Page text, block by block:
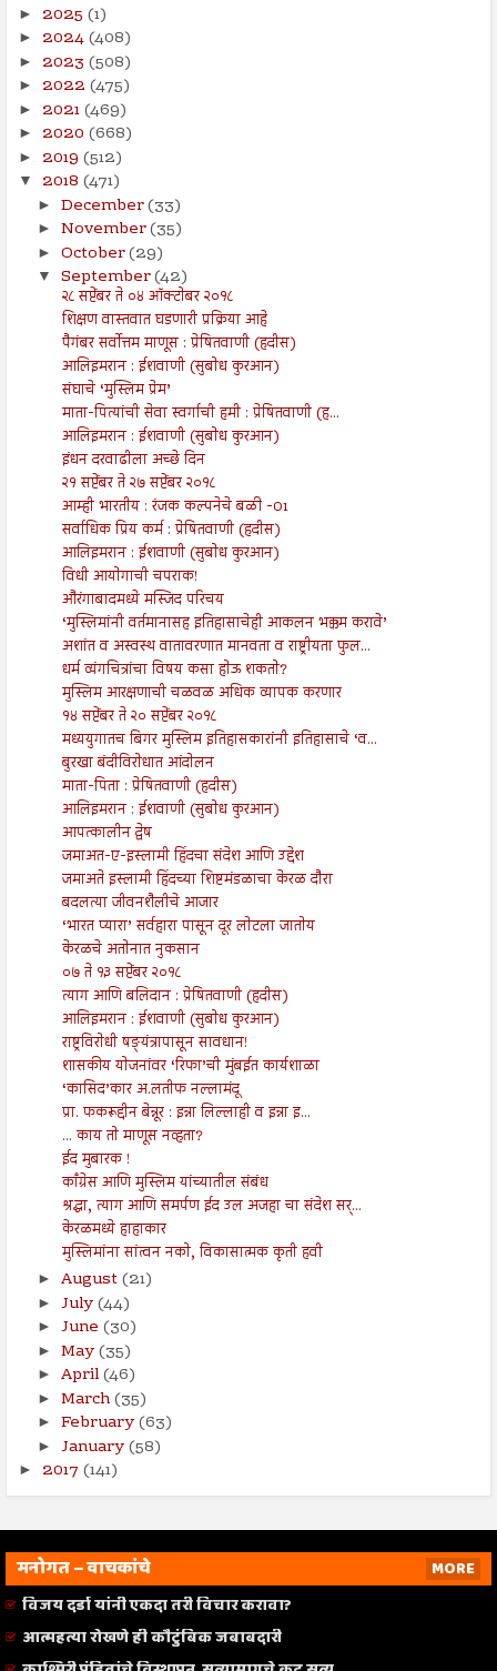
► 2025 (1)
► 2024(408)
► 2023 (508)
► 2022 (475)
► 2021(469)
► 2020 (668)
► 2019 (512)
▼ 2018 (471)
► December(33)
► November(35)
► October(29)
▼ September(42)
२८ सप्टेंबर ते ०४ ऑक्टोबर २०१८
शिक्षण वास्तवात घडणारी प्रक्रिया आहे
पैगंबर सर्वोत्तम माणूस : प्रेषितवाणी (हदीस)
आलिइमरान : ईशवाणी (सुबोध कुरआन)
संघाचे ‘मुस्लिम प्रेम’
माता-पित्यांची सेवा स्वर्गाची हमी : प्रेषितवाणी (ह...
आलिइमरान : ईशवाणी (सुबोध कुरआन)
इंधन दरवाढीला अच्छे दिन
२१ सप्टेंबर ते २७ सप्टेंबर २०१८
आम्ही भारतीय : रंजक कल्पनेचे बळी -01
सर्वाधिक प्रिय कर्म : प्रेषितवाणी (हदीस)
आलिइमरान : ईशवाणी (सुबोध कुरआन)
विधी आयोगाची चपराक!
औरंगाबादमध्ये मस्जिद परिचय
‘मुस्लिमांनी वर्तमानासह इतिहासाचेही आकलन भक्कम करावे’
अशांत व अस्वस्थ वातावरणात मानवता व राष्ट्रीयता फुल...
धर्म व्यंगचित्रांचा विषय कसा होऊ शकतो?
मुस्लिम आरक्षणाची चळवळ अधिक व्यापक करणार
१४ सप्टेंबर ते २० सप्टेंबर २०१८
मध्ययुगातच बिगर मुस्लिम इतिहासकारांनी इतिहासाचे ‘व...
बुरखा बंदीविरोधात आंदोलन
माता-पिता : प्रेषितवाणी (हदीस)
आलिइमरान : ईशवाणी (सुबोध कुरआन)
आपत्कालीन द्वेष
जमाअत-ए-इस्लामी हिंदचा संदेश आणि उद्देश
जमाअते इस्लामी हिंदच्या शिष्टमंडळाचा केरळ दौरा
बदलत्या जीवनशैलीचे आजार
‘भारत प्यारा’ सर्वहारा पासून दूर लोटला जातोय
केरळचे अतोनात नुकसान
०७ ते १३ सप्टेंबर २०१८
त्याग आणि बलिदान : प्रेषितवाणी (हदीस)
आलिइमरान : ईशवाणी (सुबोध कुरआन)
राष्ट्रविरोधी षङ्यंत्रापासून सावधान!
शासकीय योजनांवर ‘रिफा’ची मुंबईत कार्यशाळा
‘कासिद’कार अ.लतीफ नल्लामंदू
प्रा. फकरूद्दीन बेन्नूर : इन्ना लिल्लाही व इन्ना इ...
... काय तो माणूस नव्हता?
ईद मुबारक !
काँग्रेस आणि मुस्लिम यांच्यातील संबंध
श्रद्धा, त्याग आणि समर्पण ईद उल अजहा चा संदेश सर्...
केरळमध्ये हाहाकार
मुस्लिमांना सांत्वन नको, विकासात्मक कृती हवी
► August(21)
► July(44)
► June (30)
► May(35)
► April(46)
► March(35)
► February(63)
► January(58)
► 2017 (141)
मनोगत – वाचकांचे
MORE
विजय दर्डा यांनी एकदा तरी विचार करावा?
आत्महत्या रोखणे ही कौटुंबिक जबाबदारी